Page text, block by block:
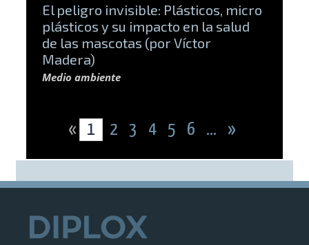
El peligro invisible: Plásticos, micro
plásticos y su impacto en la salud
de las mascotas (por Víctor
Madera)
Medio ambiente
« 1 2 3 4 5 6 ... »